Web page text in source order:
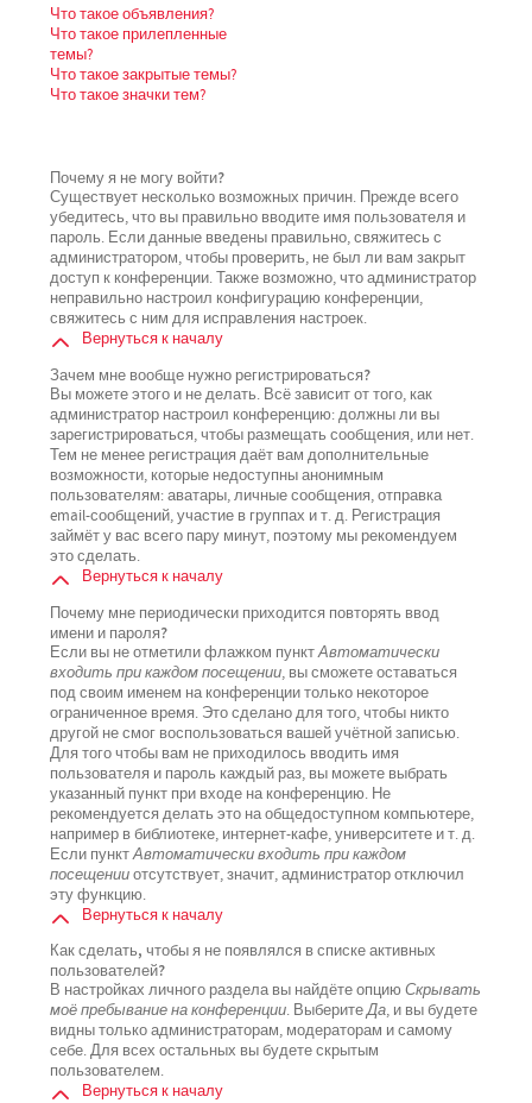
Что такое объявления?
Что такое прилепленные
темы?
Что такое закрытые темы?
Что такое значки тем?
Почему я не могу войти?
Существует несколько возможных причин. Прежде всего
убедитесь, что вы правильно вводите имя пользователя и
пароль. Если данные введены правильно, свяжитесь с
администратором, чтобы проверить, не был ли вам закрыт
доступ к конференции. Также возможно, что администратор
неправильно настроил конфигурацию конференции,
свяжитесь с ним для исправления настроек.
Вернуться к началу
Зачем мне вообще нужно регистрироваться?
Вы можете этого и не делать. Всё зависит от того, как
администратор настроил конференцию: должны ли вы
зарегистрироваться, чтобы размещать сообщения, или нет.
Тем не менее регистрация даёт вам дополнительные
возможности, которые недоступны анонимным
пользователям: аватары, личные сообщения, отправка
email-сообщений, участие в группах и т. д. Регистрация
займёт у вас всего пару минут, поэтому мы рекомендуем
это сделать.
Вернуться к началу
Почему мне периодически приходится повторять ввод
имени и пароля?
Если вы не отметили флажком пунктАвтоматически
входить при каждом посещении, вы сможете оставаться
под своим именем на конференции только некоторое
ограниченное время. Это сделано для того, чтобы никто
другой не смог воспользоваться вашей учётной записью.
Для того чтобы вам не приходилось вводить имя
пользователя и пароль каждый раз, вы можете выбрать
указанный пункт при входе на конференцию. Не
рекомендуется делать это на общедоступном компьютере,
например в библиотеке, интернет-кафе, университете и т. д.
Если пунктАвтоматически входить при каждом
посещенииотсутствует, значит, администратор отключил
эту функцию.
Вернуться к началу
Как сделать, чтобы я не появлялся в списке активных
пользователей?
В настройках личного раздела вы найдёте опциюСкрывать
моё пребывание на конференции. ВыберитеДа, и вы будете
видны только администраторам, модераторам и самому
себе. Для всех остальных вы будете скрытым
пользователем.
Вернуться к началу